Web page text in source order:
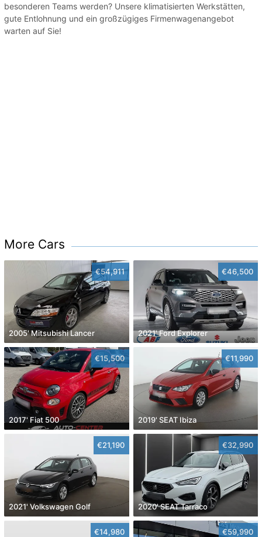
besonderen Teams werden? Unsere klimatisierten Werkstätten,
gute Entlohnung und ein großzügiges Firmenwagenangebot
warten auf Sie!
More Cars
€54,911
2005' Mitsubishi Lancer
€46,500
2021' Ford Explorer
€15,500
2017' Fiat 500
€11,990
2019' SEAT Ibiza
€21,190
2021' Volkswagen Golf
€32,990
2020' SEAT Tarraco
€14,980 €59,990